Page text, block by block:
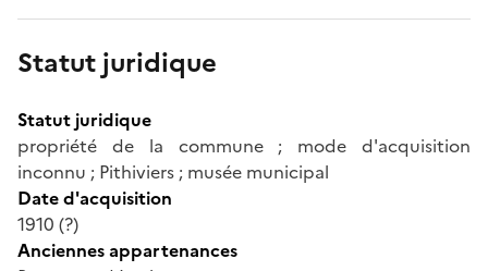
Statut juridique
Statut juridique
propriété de la commune ; mode d'acquisition
inconnu ; Pithiviers ; musée municipal
Date d'acquisition
1910 (?)
Anciennes appartenances